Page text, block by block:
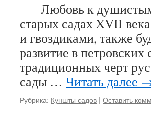
Любовь к душистым
старых садах XVII
и гвоздиками, также
развитие в
традиционных черт
сады … Читать далее
Рубрика: Куншты садов | Оставить